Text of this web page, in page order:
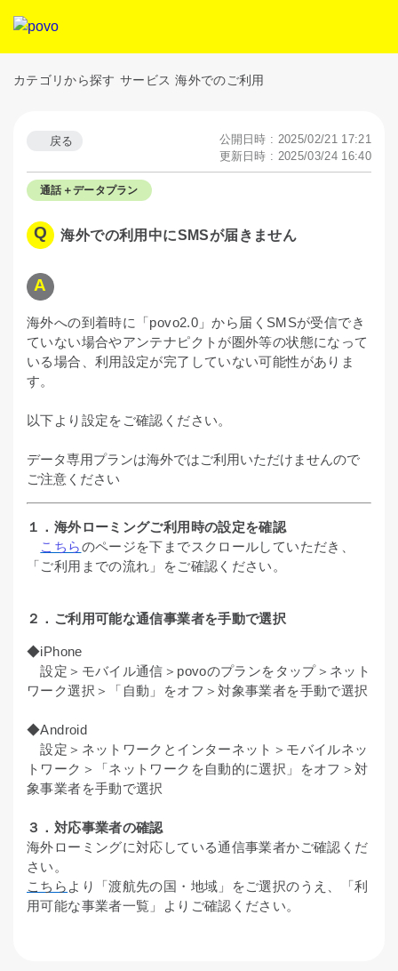
カテゴリから探す サービス 海外でのご利用
戻る
公開日時 : 2025/02/21 17:21
更新日時 : 2025/03/24 16:40
通話＋データプラン
海外での利用中にSMSが届きません
海外への到着時に「povo2.0」から届くSMSが受信でき
ていない場合やアンテナピクトが圏外等の状態になって
いる場合、利用設定が完了していない可能性がありま
す。
以下より設定をご確認ください。
データ専用プランは海外ではご利用いただけませんので
ご注意ください
１．海外ローミングご利用時の設定を確認
こちらのページを下までスクロールしていただき、
「ご利用までの流れ」をご確認ください。
２．ご利用可能な通信事業者を手動で選択
◆iPhone
設定＞モバイル通信＞povoのプランをタップ＞ネット
ワーク選択＞「自動」をオフ＞対象事業者を手動で選択
◆Android
設定＞ネットワークとインターネット＞モバイルネッ
トワーク＞「ネットワークを自動的に選択」をオフ＞対
象事業者を手動で選択
３．対応事業者の確認
海外ローミングに対応している通信事業者かご確認くだ
さい。
こちら より「渡航先の国・地域」をご選択のうえ、「利
用可能な事業者一覧」よりご確認ください。